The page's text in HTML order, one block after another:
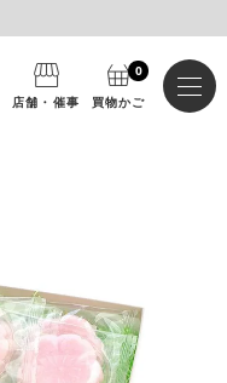
店舗・催事 買物かご
0